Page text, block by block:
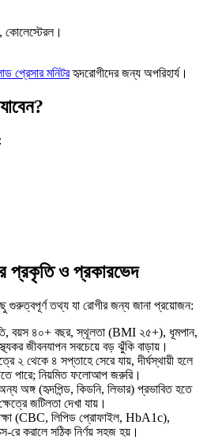
কোলেস্টেরল।
প্রেসার মনিটরহৃদরোগীদের জন্য অপরিহার্য।
প্রকৃতি ও প্রকারভেদ
গুরুত্বপূর্ণ তথ্য যা রোগীর জন্য জানা প্রয়োজন:
বয়স ৪০+ বছর, স্থূলতা (BMI ২৫+), ধূমপান,
জীবনযাপন সবচেয়ে বড় ঝুঁকি বাড়ায়।
২ থেকে ৪ সপ্তাহে সেরে যায়, দীর্ঘস্থায়ী হলে
পারে; নিয়মিত ফলোআপ জরুরি।
অঙ্গ (হৃদপিন্ড, কিডনি, লিভার) প্রভাবিত হতে
জটিলতা দেখা যায়।
(CBC, লিপিড প্রোফাইল, HbA1c),
রে করালে সঠিক নির্ণয় সহজ হয়।